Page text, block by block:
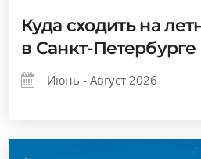
Куда сходить на
в Санкт-Петербурге
Июнь - Август 2026